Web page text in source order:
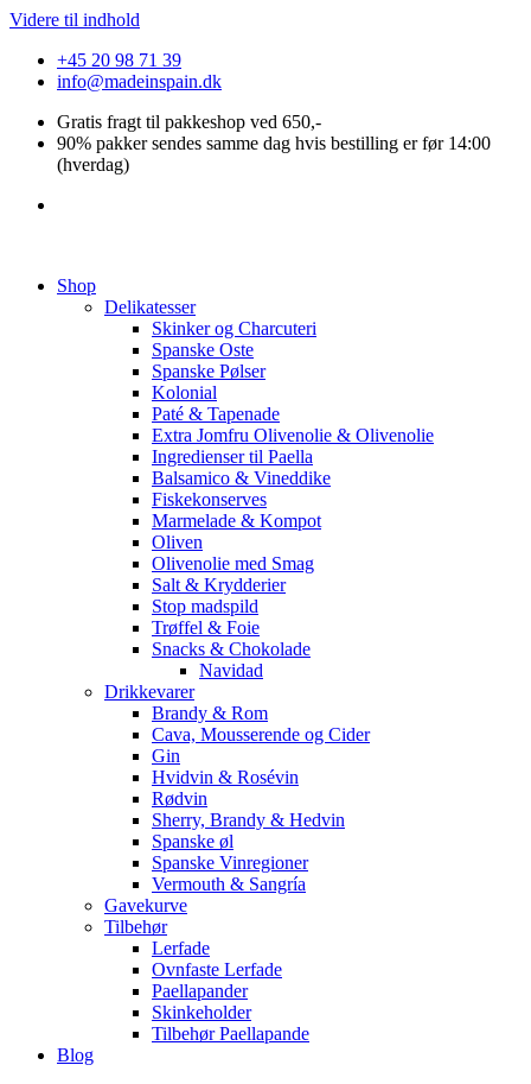
Videre til indhold
+45 20 98 71 39
info@madeinspain.dk
Gratis fragt til pakkeshop ved 650,-
90% pakker sendes samme dag hvis bestilling er før 14:00
(hverdag)
Shop
Delikatesser
Skinker og Charcuteri
Spanske Oste
Spanske Pølser
Kolonial
Paté & Tapenade
Extra Jomfru Olivenolie & Olivenolie
Ingredienser til Paella
Balsamico & Vineddike
Fiskekonserves
Marmelade & Kompot
Oliven
Olivenolie med Smag
Salt & Krydderier
Stop madspild
Trøffel & Foie
Snacks & Chokolade
Navidad
Drikkevarer
Brandy & Rom
Cava, Mousserende og Cider
Gin
Hvidvin & Rosévin
Rødvin
Sherry, Brandy & Hedvin
Spanske øl
Spanske Vinregioner
Vermouth & Sangría
Gavekurve
Tilbehør
Lerfade
Ovnfaste Lerfade
Paellapander
Skinkeholder
Tilbehør Paellapande
Blog